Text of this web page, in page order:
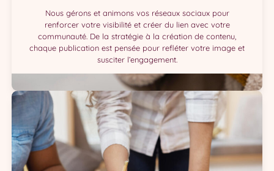
Nous gérons et animons vos réseaux sociaux pour
renforcer votre visibilité et créer du lien avec votre
communauté. De la stratégie à la création de contenu,
chaque publication est pensée pour refléter votre image et
susciter l’engagement.